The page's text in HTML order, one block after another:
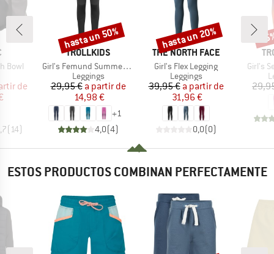
Bowl
reducido
de
( 14)
MARCA
TROLLKIDS
Artículo
Girl's Femund Summer Tights
Product group
Leggings
Precio
29,95 € Precio reducido
a partir de
14,98 €
+1
4,0(4)
Descuento
hasta un 50%
MARCA
THE NORTH FACE
Artículo
Girl's Flex Legging
Product group
Leggings
Precio
39,95 € Precio reducido
a partir de
31,96 €
0,0(0)
Descuento
hasta un 20%
Artículo
Girl's
ESTOS PRODUCTOS COMBINAN PERFECTAMENTE